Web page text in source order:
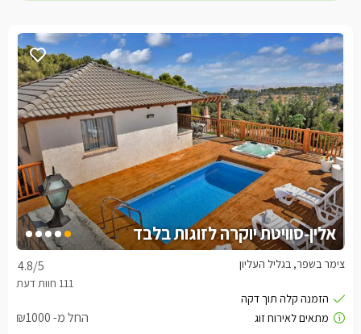
אלין-סוויטת יוקרה לזוגות בלבד
4.8/5 צימר בשפר, בגליל העליון
החל מ- ₪1000